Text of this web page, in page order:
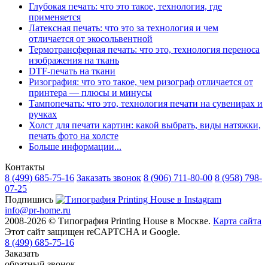
Глубокая печать: что это такое, технология, где
применяется
Латексная печать: что это за технология и чем
отличается от экосольвентной
Термотрансферная печать: что это, технология переноса
изображения на ткань
DTF-печать на ткани
Ризография: что это такое, чем ризограф отличается от
принтера — плюсы и минусы
Тампопечать: что это, технология печати на сувенирах и
ручках
Холст для печати картин: какой выбрать, виды натяжки,
печать фото на холсте
Больше информации...
Контакты
8 (499) 685-75-16 Заказать звонок 8 (906) 711-80-00 8 (958) 798-
07-25
Подпишись
info@pr-home.ru
2008-2026 © Типография Printing House в Москве. Карта сайта
Этот сайт защищен reCAPTCHA и Google.
8 (499) 685-75-16
Заказать